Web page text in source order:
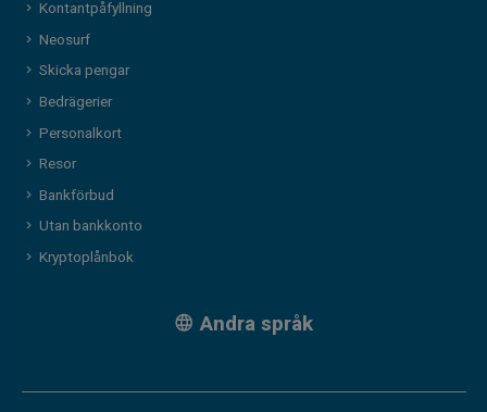
Kontantpåfyllning
Neosurf
Skicka pengar
Bedrägerier
Personalkort
Resor
Bankförbud
Utan bankkonto
Kryptoplånbok
Andra språk